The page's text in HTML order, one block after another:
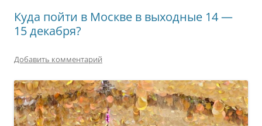
Куда пойти в Москве в выходные 14 —
15 декабря?
Добавить комментарий